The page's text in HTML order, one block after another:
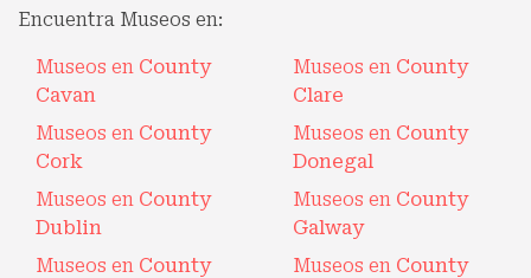
Encuentra Museos en:
Museos en County
Cavan
Museos en County
Clare
Museos en County
Cork
Museos en County
Donegal
Museos en County
Dublin
Museos en County
Galway
Museos en County
Museos en County